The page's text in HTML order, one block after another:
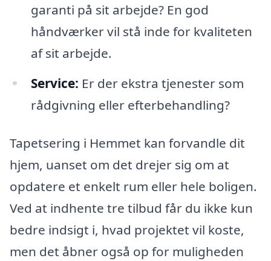
garanti på sit arbejde? En god
håndværker vil stå inde for kvaliteten
af sit arbejde.
Service: Er der ekstra tjenester som
rådgivning eller efterbehandling?
Tapetsering i Hemmet kan forvandle dit
hjem, uanset om det drejer sig om at
opdatere et enkelt rum eller hele boligen.
Ved at indhente tre tilbud får du ikke kun
bedre indsigt i, hvad projektet vil koste,
men det åbner også op for muligheden